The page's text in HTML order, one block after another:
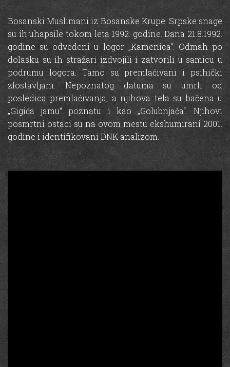
Bosanski Muslimani iz Bosanske Krupe. Srpske snage
su ih uhapsile tokom leta 1992. godine. Dana 21.8.1992.
godine su odvedeni u logor „Kamenica“. Odmah po
dolasku su ih stražari izdvojili i zatvorili u samicu u
podrumu logora. Tamo su premlaćivani i psihički
zlostavljani. Nepoznatog datuma su umrli od
posledica premlaćivanja, a njihova tela su bačena u
„Gigića jamu“ poznatu i kao „Golubnjača“. Njihovi
posmrtni ostaci su na ovom mestu ekshumirani 2001.
godine i identifikovani DNK analizom.